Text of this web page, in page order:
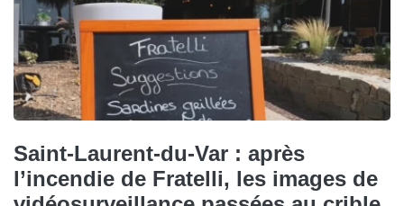
Saint-Laurent-du-Var : après
l’incendie de Fratelli, les images de